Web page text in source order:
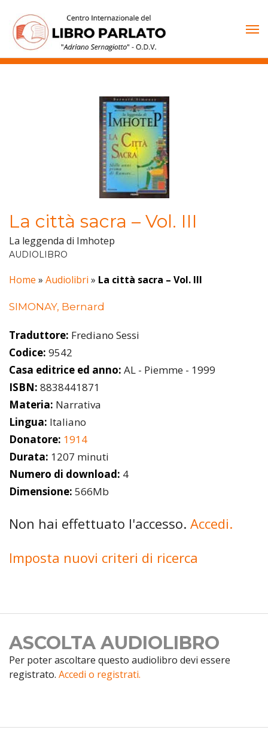
contenuto
La città sacra – Vol. III
La leggenda di Imhotep
AUDIOLIBRO
Home » Audiolibri » La città sacra – Vol. III
SIMONAY, Bernard
Traduttore: Frediano Sessi
Codice: 9542
Casa editrice ed anno: AL - Piemme - 1999
ISBN: 8838441871
Materia: Narrativa
Lingua: Italiano
Donatore: 1914
Durata: 1207 minuti
Numero di download: 4
Dimensione: 566Mb
Non hai effettuato l'accesso. Accedi.
Imposta nuovi criteri di ricerca
ASCOLTA AUDIOLIBRO
Per poter ascoltare questo audiolibro devi essere
registrato. Accedi o registrati.